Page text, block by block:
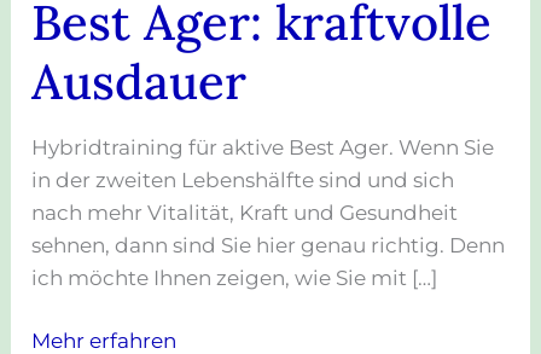
Best Ager: kraftvolle
Ausdauer
Hybridtraining für aktive Best Ager. Wenn Sie
in der zweiten Lebenshälfte sind und sich
nach mehr Vitalität, Kraft und Gesundheit
sehnen, dann sind Sie hier genau richtig. Denn
ich möchte Ihnen zeigen, wie Sie mit […]
Mehr erfahren